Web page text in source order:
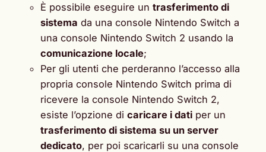
È possibile eseguire un trasferimento di
sistema da una console Nintendo Switch a
una console Nintendo Switch 2 usando la
comunicazione locale;
Per gli utenti che perderanno l’accesso alla
propria console Nintendo Switch prima di
ricevere la console Nintendo Switch 2,
esiste l’opzione di caricare i dati per un
trasferimento di sistema su un server
dedicato, per poi scaricarli su una console